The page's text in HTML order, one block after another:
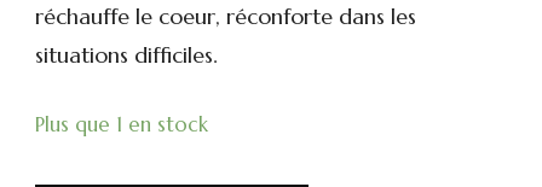
réchauffe le coeur, réconforte dans les
situations difficiles.
Plus que 1 en stock